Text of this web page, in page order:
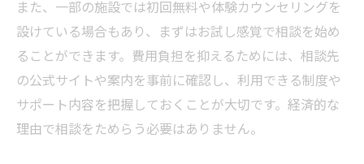
また、一部の施設では初回無料や体験カウンセリングを
設けている場合もあり、まずはお試し感覚で相談を始め
ることができます。費用負担を抑えるためには、相談先
の公式サイトや案内を事前に確認し、利用できる制度や
サポート内容を把握しておくことが大切です。経済的な
理由で相談をためらう必要はありません。